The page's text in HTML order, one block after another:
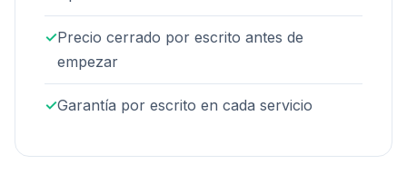
✓Precio cerrado por escrito antes de
empezar
✓Garantía por escrito en cada servicio